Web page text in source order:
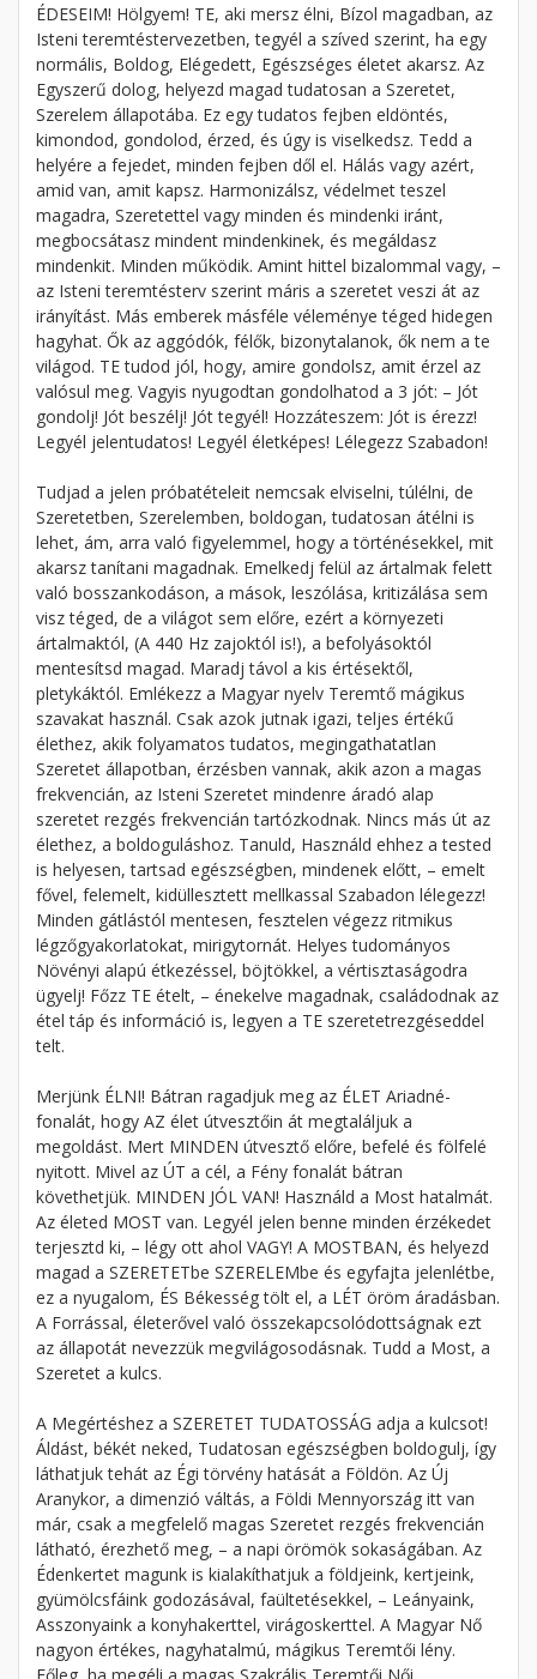
ÉDESEIM! Hölgyem! TE, aki mersz élni, Bízol magadban, az
Isteni teremtéstervezetben, tegyél a szíved szerint, ha egy
normális, Boldog, Elégedett, Egészséges életet akarsz. Az
Egyszerű dolog, helyezd magad tudatosan a Szeretet,
Szerelem állapotába. Ez egy tudatos fejben eldöntés,
kimondod, gondolod, érzed, és úgy is viselkedsz. Tedd a
helyére a fejedet, minden fejben dől el. Hálás vagy azért,
amid van, amit kapsz. Harmonizálsz, védelmet teszel
magadra, Szeretettel vagy minden és mindenki iránt,
megbocsátasz mindent mindenkinek, és megáldasz
mindenkit. Minden működik. Amint hittel bizalommal vagy, –
az Isteni teremtésterv szerint máris a szeretet veszi át az
irányítást. Más emberek másféle véleménye téged hidegen
hagyhat. Ők az aggódók, félők, bizonytalanok, ők nem a te
világod. TE tudod jól, hogy, amire gondolsz, amit érzel az
valósul meg. Vagyis nyugodtan gondolhatod a 3 jót: – Jót
gondolj! Jót beszélj! Jót tegyél! Hozzáteszem: Jót is érezz!
Legyél jelentudatos! Legyél életképes! Lélegezz Szabadon!
Tudjad a jelen próbatételeit nemcsak elviselni, túlélni, de
Szeretetben, Szerelemben, boldogan, tudatosan átélni is
lehet, ám, arra való figyelemmel, hogy a történésekkel, mit
akarsz tanítani magadnak. Emelkedj felül az ártalmak felett
való bosszankodáson, a mások, leszólása, kritizálása sem
visz téged, de a világot sem előre, ezért a környezeti
ártalmaktól, (A 440 Hz zajoktól is!), a befolyásoktól
mentesítsd magad. Maradj távol a kis értésektől,
pletykáktól. Emlékezz a Magyar nyelv Teremtő mágikus
szavakat használ. Csak azok jutnak igazi, teljes értékű
élethez, akik folyamatos tudatos, megingathatatlan
Szeretet állapotban, érzésben vannak, akik azon a magas
frekvencián, az Isteni Szeretet mindenre áradó alap
szeretet rezgés frekvencián tartózkodnak. Nincs más út az
élethez, a boldoguláshoz. Tanuld, Használd ehhez a tested
is helyesen, tartsad egészségben, mindenek előtt, – emelt
fővel, felemelt, kidüllesztett mellkassal Szabadon lélegezz!
Minden gátlástól mentesen, fesztelen végezz ritmikus
légzőgyakorlatokat, mirigytornát. Helyes tudományos
Növényi alapú étkezéssel, böjtökkel, a vértisztaságodra
ügyelj! Főzz TE ételt, – énekelve magadnak, családodnak az
étel táp és információ is, legyen a TE szeretetrezgéseddel
telt.
Merjünk ÉLNI! Bátran ragadjuk meg az ÉLET Ariadné-
fonalát, hogy AZ élet útvesztőin át megtaláljuk a
megoldást. Mert MINDEN útvesztő előre, befelé és fölfelé
nyitott. Mivel az ÚT a cél, a Fény fonalát bátran
követhetjük. MINDEN JÓL VAN! Használd a Most hatalmát.
Az életed MOST van. Legyél jelen benne minden érzékedet
terjesztd ki, – légy ott ahol VAGY! A MOSTBAN, és helyezd
magad a SZERETETbe SZERELEMbe és egyfajta jelenlétbe,
ez a nyugalom, ÉS Békesség tölt el, a LÉT öröm áradásban.
A Forrással, életerővel való összekapcsolódottságnak ezt
az állapotát nevezzük megvilágosodásnak. Tudd a Most, a
Szeretet a kulcs.
A Megértéshez a SZERETET TUDATOSSÁG adja a kulcsot!
Áldást, békét neked, Tudatosan egészségben boldogulj, így
láthatjuk tehát az Égi törvény hatását a Földön. Az Új
Aranykor, a dimenzió váltás, a Földi Mennyország itt van
már, csak a megfelelő magas Szeretet rezgés frekvencián
látható, érezhető meg, – a napi örömök sokaságában. Az
Édenkertet magunk is kialakíthatjuk a földjeink, kertjeink,
gyümölcsfáink godozásával, faültetésekkel, – Leányaink,
Asszonyaink a konyhakerttel, virágoskerttel. A Magyar Nő
nagyon értékes, nagyhatalmú, mágikus Teremtői lény.
Főleg, ha megéli a magas Szakrális Teremtői Női